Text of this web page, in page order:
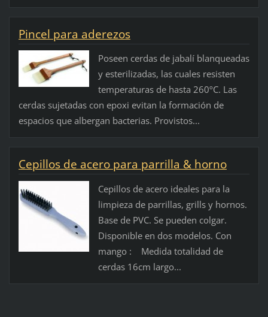
Pincel para aderezos
Poseen cerdas de jabalí blanqueadas
y esterilizadas, las cuales resisten
temperaturas de hasta 260ºC. Las
cerdas sujetadas con epoxi evitan la formación de
espacios que albergan bacterias. Provistos...
Cepillos de acero para parrilla & horno
Cepillos de acero ideales para la
limpieza de parrillas, grills y hornos.
Base de PVC. Se pueden colgar.
Disponible en dos modelos. Con
mango : Medida totalidad de
cerdas 16cm largo...